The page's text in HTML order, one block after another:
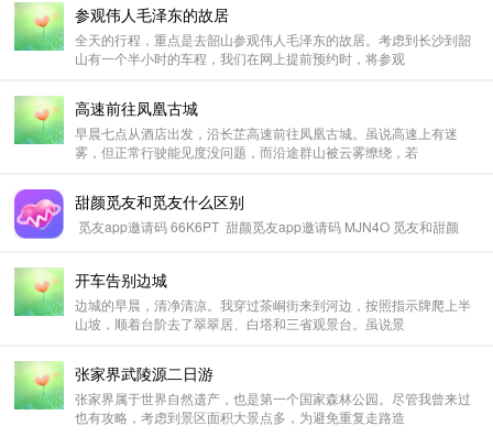
参观伟人毛泽东的故居
全天的行程，重点是去韶山参观伟人毛泽东的故居。考虑到长沙到韶
山有一个半小时的车程，我们在网上提前预约时，将参观
高速前往凤凰古城
早晨七点从酒店出发，沿长芷高速前往凤凰古城。虽说高速上有迷
雾，但正常行驶能见度没问题，而沿途群山被云雾缭绕，若
甜颜觅友和觅友什么区别
觅友app邀请码 66K6PT 甜颜觅友app邀请码 MJN4O 觅友和甜颜
开车告别边城
边城的早晨，清净清凉。我穿过茶峒街来到河边，按照指示牌爬上半
山坡，顺着台阶去了翠翠居、白塔和三省观景台。虽说景
张家界武陵源二日游
张家界属于世界自然遗产，也是第一个国家森林公园。尽管我曾来过
也有攻略，考虑到景区面积大景点多，为避免重复走路造